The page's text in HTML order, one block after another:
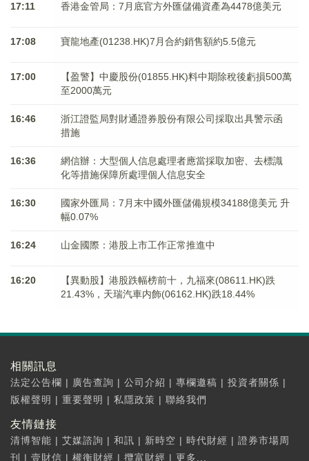
17:11 香港金管局：7月底官方外匯儲備資產為4478億美元
17:08 寶龍地產(01238.HK)7月合約銷售額約5.5億元
17:00
【盈警】中慶股份(01855.HK)料中期除稅後虧損500萬
至2000萬元
16:46
浙江證監局對財通證券股份有限公司採取出具警示函
措施
16:36
網信辦：大型個人信息處理者應當採取加密、去標識
化等措施保障所處理個人信息安全
16:30
國家外匯局：7月末中國外匯儲備規模34188億美元 升
幅0.07%
16:24 山金國際：港股上市工作正常推進中
16:20
【異動股】港股跌幅榜前十，九福來(08611.HK)跌
21.43%，天瑞汽車内飾(06162.HK)跌18.44%
相關訊息
法定公告欄 | 廣告查詢 | 公司介紹 | 專欄邀稿 | 投資者關係 |
版權聲明 | 重要聲明 | 私隱政策 | 聯絡我們
友情鏈接
清博智能 | 艾媒諮詢 | 和訊 | 新時空 | 時代財經 | 證券市場周
刊
| 壹財信 | 權衡財經 | 攬富財經 | 更多...